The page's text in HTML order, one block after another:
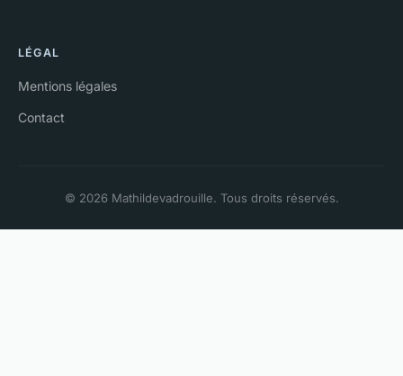
LÉGAL
Mentions légales
Contact
© 2026 Mathildevadrouille. Tous droits réservés.